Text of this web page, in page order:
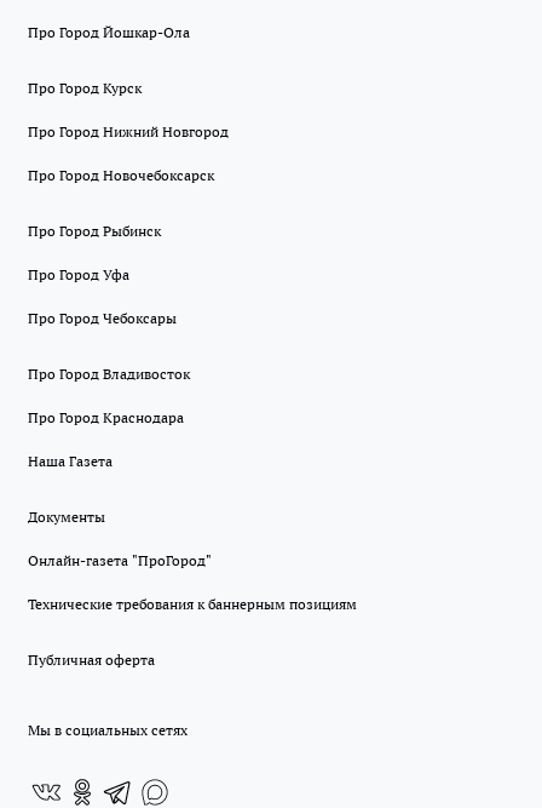
Про Город Йошкар-Ола
Про Город Курск
Про Город Нижний Новгород
Про Город Новочебоксарск
Про Город Рыбинск
Про Город Уфа
Про Город Чебоксары
Про Город Владивосток
Про Город Краснодара
Наша Газета
Документы
Онлайн-газета "ПроГород"
Технические требования к баннерным позициям
Публичная оферта
Мы в социальных сетях